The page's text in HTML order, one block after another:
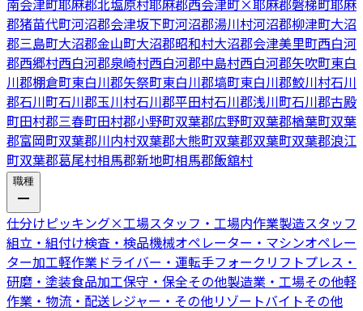
南会津町耶麻郡北塩原村耶麻郡西会津町×耶麻郡磐梯町耶麻
郡猪苗代町河沼郡会津坂下町河沼郡湯川村河沼郡柳津町大沼
郡三島町大沼郡金山町大沼郡昭和村大沼郡会津美里町西白河
郡西郷村西白河郡泉崎村西白河郡中島村西白河郡矢吹町東白
川郡棚倉町東白川郡矢祭町東白川郡塙町東白川郡鮫川村石川
郡石川町石川郡玉川村石川郡平田村石川郡浅川町石川郡古殿
町田村郡三春町田村郡小野町双葉郡広野町双葉郡楢葉町双葉
郡富岡町双葉郡川内村双葉郡大熊町双葉郡双葉町双葉郡浪江
町双葉郡葛尾村相馬郡新地町相馬郡飯舘村
職種
仕分けピッキング×工場スタッフ・工場内作業製造スタッフ
組立・組付け検査・検品機械オペレーター・マシンオペレー
ター加工軽作業ドライバー・運転手フォークリフトプレス・
研磨・塗装食品加工保守・保全その他製造業・工場その他軽
作業・物流・配送レジャー・その他リゾートバイトその他